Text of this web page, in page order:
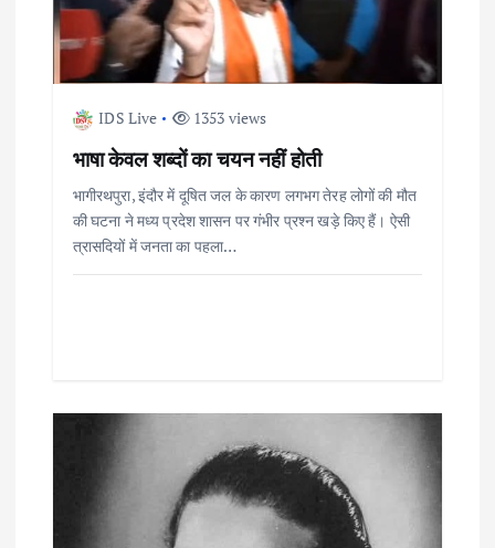
g
IDS Live 1353 views
भाषा केवल शब्दों का चयन नहीं होती
भागीरथपुरा, इंदौर में दूषित जल के कारण लगभग तेरह लोगों की मौत
की घटना ने मध्य प्रदेश शासन पर गंभीर प्रश्न खड़े किए हैं। ऐसी
त्रासदियों में जनता का पहला…